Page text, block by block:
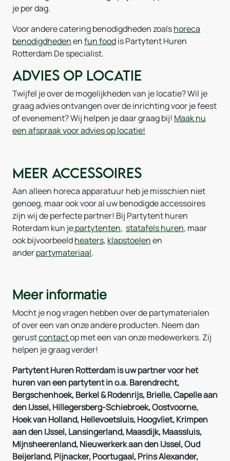
je per dag.
Voor andere catering benodigdheden zoalshoreca
benodigdhedenenfun foodis Partytent Huren
Rotterdam De specialist.
Advies op locatie
Twijfel je over de mogelijkheden van je locatie? Wil je
graag advies ontvangen over de inrichting voor je feest
of evenement? Wij helpen je daar graag bij! Maak nu
een afspraak voor advies op locatie!
Meer accessoires
Aan alleen horeca apparatuur heb je misschien niet
genoeg, maar ook voor al uw benodigde accessoires
zijn wij de perfecte partner! Bij Partytent huren
Roterdam kun jepartytenten, statafels huren, maar
ook bijvoorbeeldheaters, klapstoelenen
anderpartymateriaal.
Meer informatie
Mocht je nog vragen hebben over de partymaterialen
of over een van onze andere producten. Neem dan
gerustcontactop met een van onze medewerkers. Zij
helpen je graag verder!
Partytent Huren Rotterdam is uw partner voor het
huren van een partytent in o.a. Barendrecht,
Bergschenhoek, Berkel & Rodenrijs, Brielle, Capelle aan
den IJssel, Hillegersberg-Schiebroek, Oostvoorne,
Hoek van Holland, Hellevoetsluis, Hoogvliet, Krimpen
aan den IJssel, Lansingerland, Maasdijk, Maassluis,
Mijnsheerenland, Nieuwerkerk aan den IJssel, Oud
Beijerland, Pijnacker, Poortugaal, Prins Alexander,